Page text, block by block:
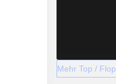
Mehr Top / Flop